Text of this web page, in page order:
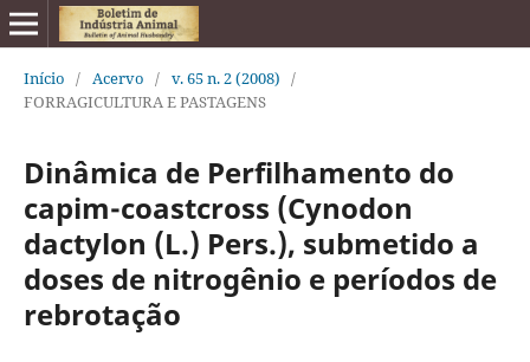
Início / Acervo / v. 65 n. 2 (2008) /
FORRAGICULTURA E PASTAGENS
Dinâmica de Perfilhamento do
capim-coastcross (Cynodon
dactylon (L.) Pers.), submetido a
doses de nitrogênio e períodos de
rebrotação